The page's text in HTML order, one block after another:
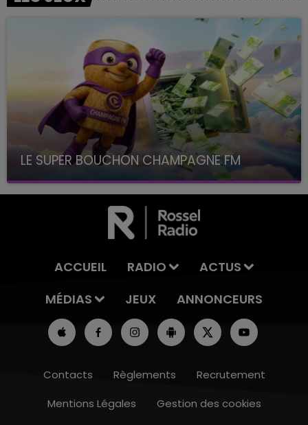
LE SUPER BOUCHON CHAMPAGNE FM
avec La Famille Champagne FM, à 8H10
ACCUEIL RADIO
ACTUS
MÉDIAS
JEUX ANNONCEURS
Contacts Règlements
Recrutement
Mentions Légales
Gestion des cookies